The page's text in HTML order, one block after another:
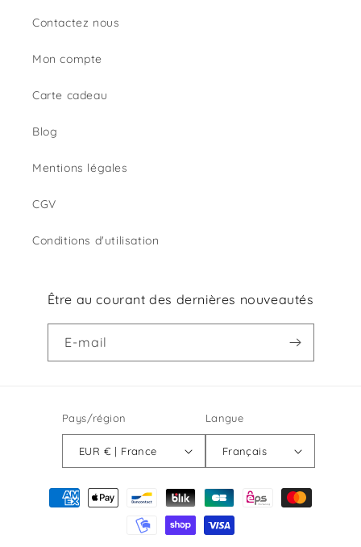
Contactez nous
Mon compte
Carte cadeau
Blog
Mentions légales
CGV
Conditions d'utilisation
Être au courant des dernières nouveautés
E-mail
Pays/région
EUR € | France
Langue
Français
Moyens